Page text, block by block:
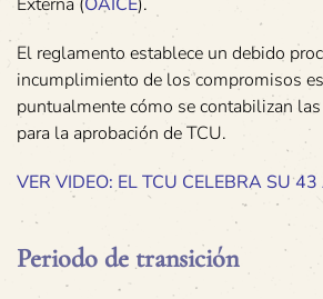
El reglamento establece un debido
incumplimiento de los compromisos
puntualmente cómo se contabilizan
para la aprobación de TCU.
VER VIDEO: EL TCU CELEBRA SU
Periodo de transición